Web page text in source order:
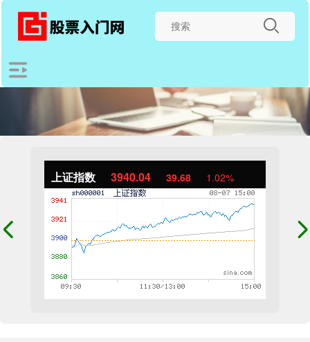
上证指数 3940.04 39.68 1.02%